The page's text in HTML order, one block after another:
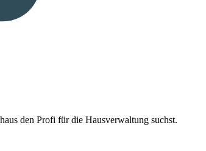
den Profi für die Hausverwaltung suchst.